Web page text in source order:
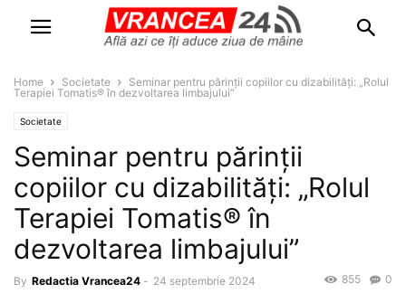
Home Societate
Seminar pentru părinții copiilor cu dizabilități: „Rolul
Terapiei Tomatis® în dezvoltarea limbajului”
Societate
Seminar pentru părinții
copiilor cu dizabilități: „Rolul
Terapiei Tomatis® în
dezvoltarea limbajului”
By Redactia Vrancea24 - 24 septembrie 2024 0
855